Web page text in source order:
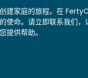
建家庭的旅程。在
使命。请立即联系我们，
提供帮助。